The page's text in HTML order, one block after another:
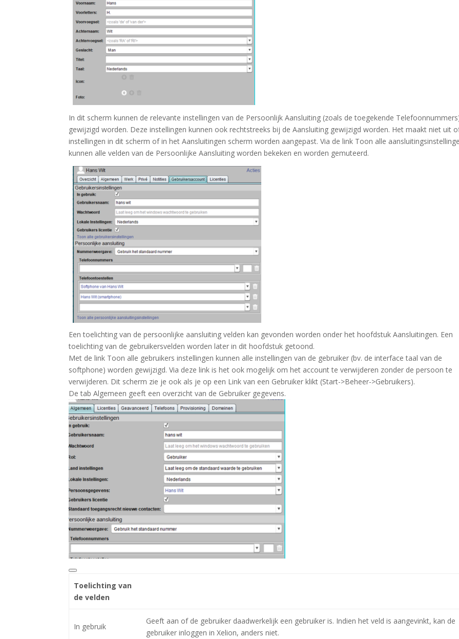
In dit scherm kunnen de relevante instellingen van de Persoonlijk Aansluiting (zoals de toegekende
gewijzigd worden. Deze instellingen kunnen ook rechtstreeks bij de Aansluiting gewijzigd worden. Het maakt niet uit
instellingen in dit scherm of in het Aansluitingen scherm worden aangepast. Via de link Toon alle
kunnen alle velden van de Persoonlijke Aansluiting worden bekeken en worden gemuteerd.
Een toelichting van de persoonlijke aansluiting velden kan gevonden worden onder het hoofdstuk Aansluitingen. Een
toelichting van de gebruikersvelden worden later in dit hoofdstuk getoond.
Met de link Toon alle gebruikers instellingen kunnen alle instellingen van de gebruiker (bv. de interface taal van de
softphone) worden gewijzigd. Via deze link is het ook mogelijk om het account te verwijderen zonder de persoon te
verwijderen. Dit scherm zie je ook als je op een Link van een Gebruiker klikt (Start->Beheer->Gebruikers).
De tabAlgemeen geeft een overzicht van de Gebruiker gegevens.
Toelichting van
de velden
In gebruik
Geeft aan of de gebruiker daadwerkelijk een gebruiker is. Indien het veld is aangevinkt, kan de
gebruiker inloggen in Xelion, anders niet.